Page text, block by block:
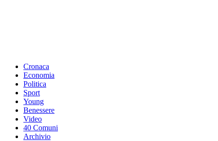
Cronaca
Economia
Politica
Sport
Young
Benessere
Video
40 Comuni
Archivio